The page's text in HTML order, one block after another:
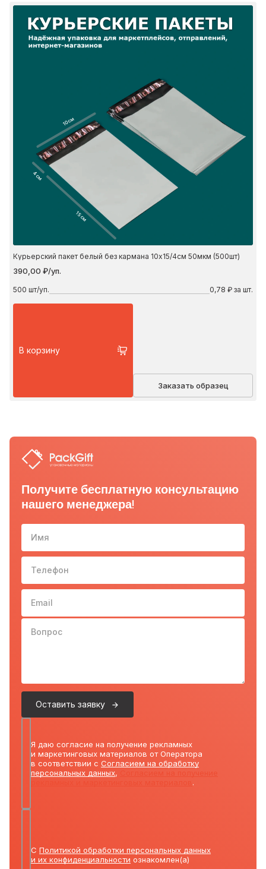
10 см
4 см
15 см
Курьерский пакет белый без кармана 10х15/4см 50мкм (500шт)
390,00 ₽/уп.
500 шт/уп. 0,78 ₽ за шт.
В корзину
Заказать образец
Получите бесплатную консультацию
нашего менеджера!
Имя
Телефон 10-
Email
Вопрос
Оставить заявку
Я даю согласие на получение рекламных
и маркетинговых материалов от Оператора
в соответствии с Согласием на обработку
персональных данных,
.
С Политикой обработки персональных данных
и их конфиденциальности ознакомлен(а)